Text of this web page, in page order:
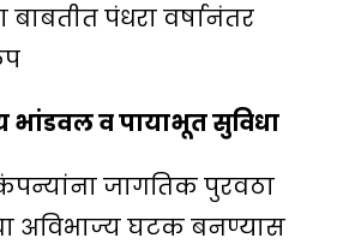
बाबतीत पंधरा वर्षानंतर
भांडवल व पायाभूत सुविधा
जागतिक पुरवठा
अविभाज्य घटक बनण्यास